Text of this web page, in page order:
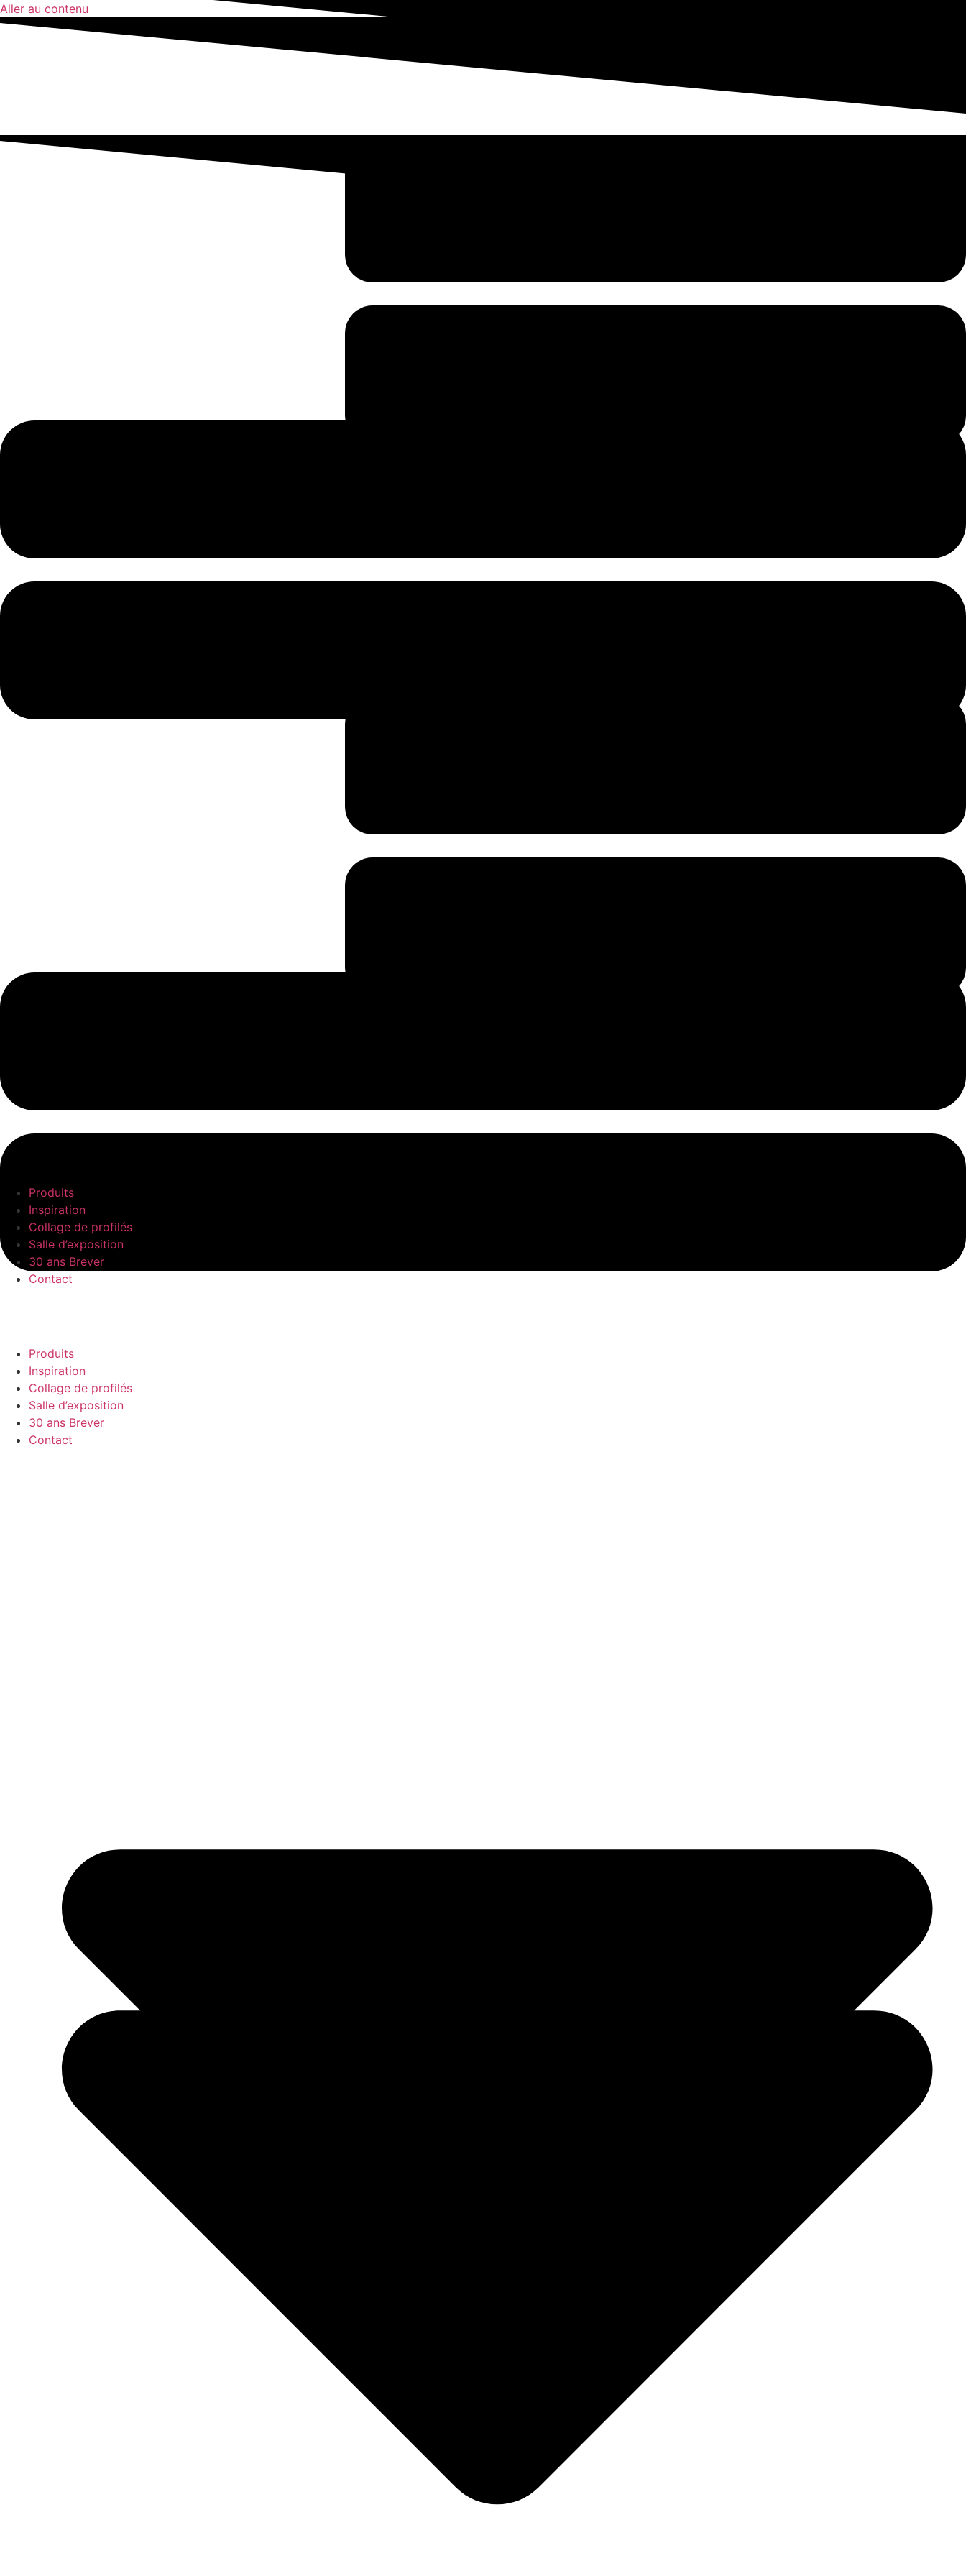
Aller au contenu
Produits
Inspiration
Collage de profilés
Salle d’exposition
30 ans Brever
Contact
Produits
Inspiration
Collage de profilés
Salle d’exposition
30 ans Brever
Contact